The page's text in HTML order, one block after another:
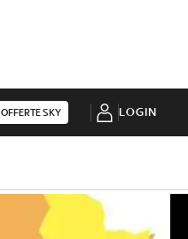
OFFERTE SKY LOGIN